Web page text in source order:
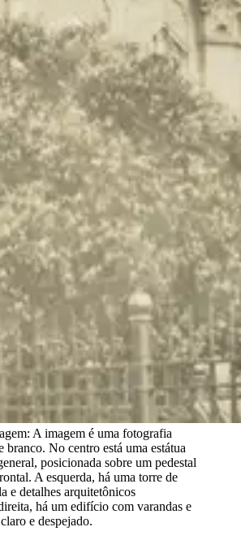
A imagem é uma fotografia
branco. No centro está uma estátua
posicionada sobre um pedestal
A esquerda, há uma torre de
e detalhes arquitetônicos
há um edifício com varandas e
e despejado.